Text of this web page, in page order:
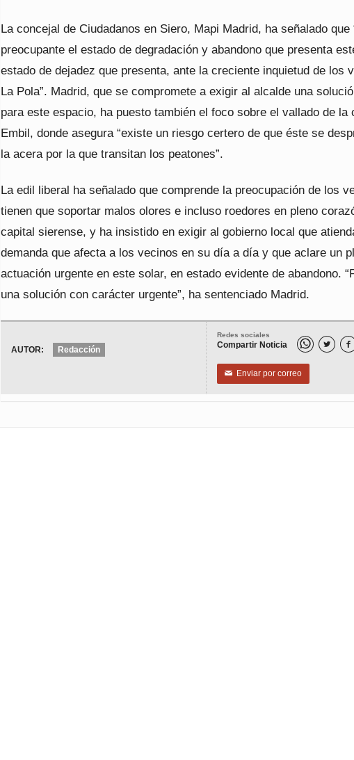
La concejal de Ciudadanos en Siero, Mapi Madrid, ha señalado que
preocupante el estado de degradación y abandono que presenta
estado de dejadez que presenta, ante la creciente inquietud de los
La Pola”. Madrid, que se compromete a exigir al alcalde una
para este espacio, ha puesto también el foco sobre el vallado de la
Embil, donde asegura “existe un riesgo certero de que éste se
la acera por la que transitan los peatones”.
La edil liberal ha señalado que comprende la preocupación de los
tienen que soportar malos olores e incluso roedores en pleno
capital sierense, y ha insistido en exigir al gobierno local que
demanda que afecta a los vecinos en su día a día y que aclare un
actuación urgente en este solar, en estado evidente de abandono.
una solución con carácter urgente”, ha sentenciado Madrid.
Redes sociales
Compartir Noticia  
✉ Enviar por correo
AUTOR: Redacción